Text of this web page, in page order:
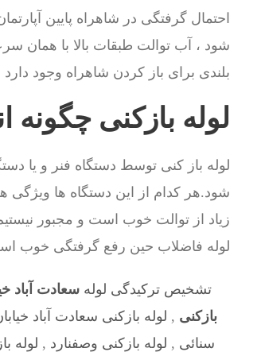
احتمال گرفتگی در شاهراه پایین
شود ، آب توالت طبقات بالا با همان
بلندی برای باز کردن شاهراه وجود
لوله بازکنی
لوله باز کنی توسط دستگاه فنر و یا
شود.هر کدام از این دستگاه ها ویژگی
زیاد از توالت خوب است و مجبور
لوله فاضلاب حین رفع گرفتگی خوب
تشخیص ترکیدگی لولهسعادت آباد
بازکنی , لوله بازکنی سعادت آباد
سنائی , لوله بازکنی وصفنارد , لوله